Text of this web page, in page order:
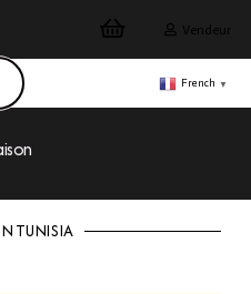
Vendeur
French ▼
TUNISIA